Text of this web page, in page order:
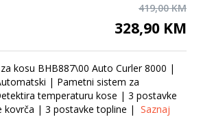
419,00 KM
328,90 KM
kosu BHB887\00 Auto Curler 8000 |
| Pametni sistem za
temperaturu kose | 3 postavke
kovrča | 3 postavke topline | Saznaj